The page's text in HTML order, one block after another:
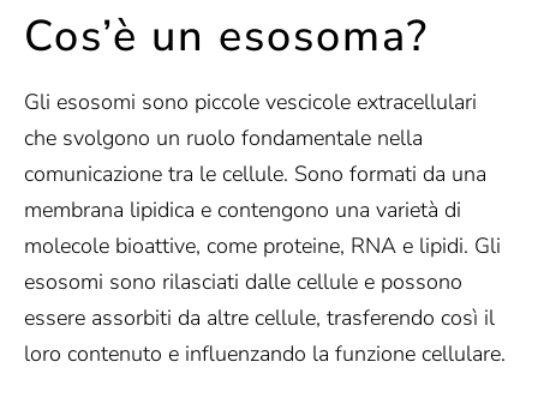
Cos’è un esosoma?
Gli esosomi sono piccole vescicole extracellulari
che svolgono un ruolo fondamentale nella
comunicazione tra le cellule. Sono formati da una
membrana lipidica e contengono una varietà di
molecole bioattive, come proteine, RNA e lipidi. Gli
esosomi sono rilasciati dalle cellule e possono
essere assorbiti da altre cellule, trasferendo così il
loro contenuto e influenzando la funzione cellulare.